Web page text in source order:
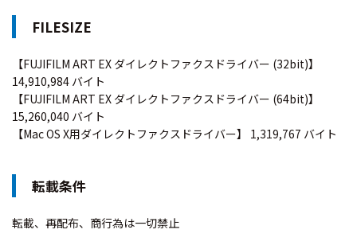
FILESIZE
【FUJIFILM ART EX ダイレクトファクスドライバー (32bit)】
14,910,984 バイト
【FUJIFILM ART EX ダイレクトファクスドライバー (64bit)】
15,260,040 バイト
【Mac OS X用ダイレクトファクスドライバー】 1,319,767 バイト
転載条件
転載、再配布、商行為は一切禁止